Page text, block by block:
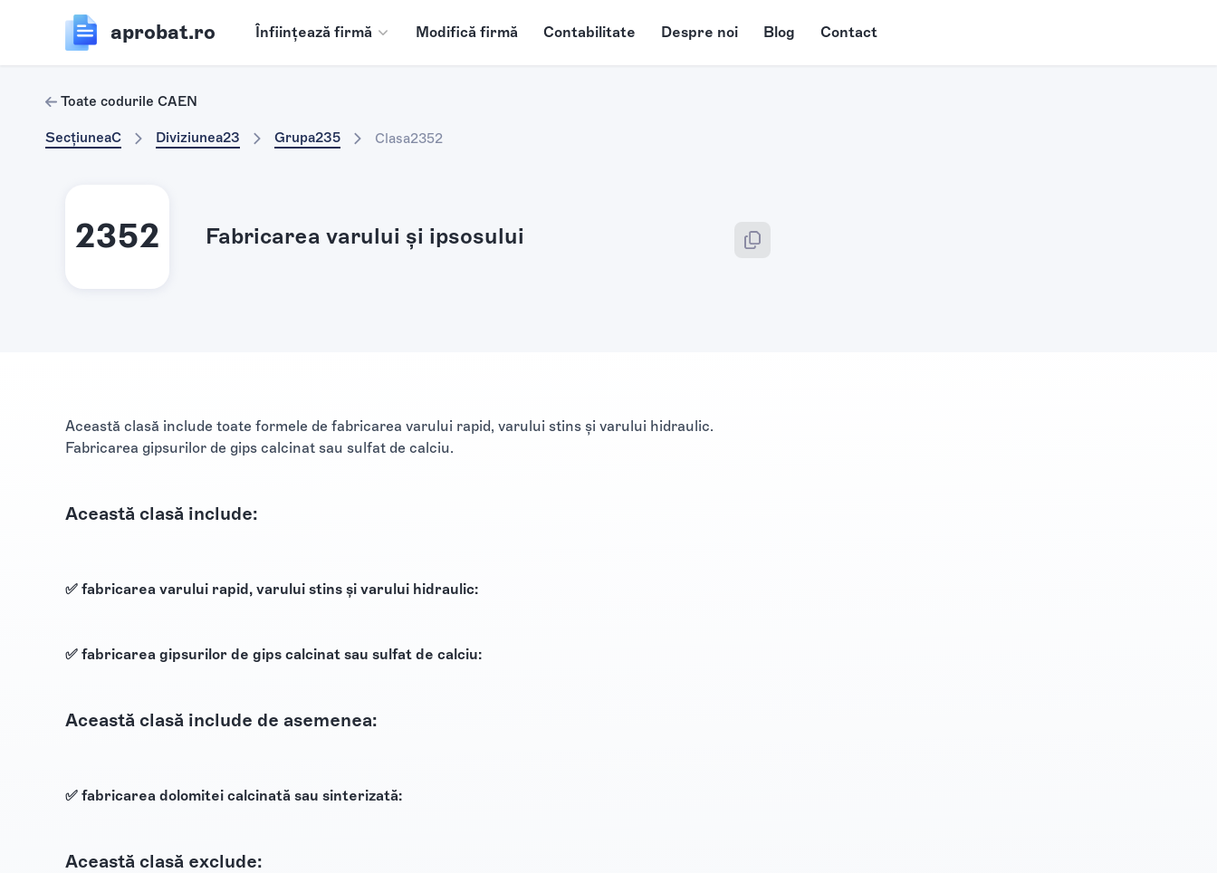
aprobat.ro Înființează firmă Modifică firmă Contabilitate Despre noi Blog Contact
Toate codurile CAEN
SecțiuneaC Diviziunea23 Grupa235 Clasa2352
2352 Fabricarea varului şi ipsosului
Această clasă include toate formele de fabricarea varului rapid, varului stins și varului hidraulic.
Fabricarea gipsurilor de gips calcinat sau sulfat de calciu.
Această clasă include:
✅ fabricarea varului rapid, varului stins și varului hidraulic:
✅ fabricarea gipsurilor de gips calcinat sau sulfat de calciu:
Această clasă include de asemenea:
✅ fabricarea dolomitei calcinată sau sinterizată:
Această clasă exclude: